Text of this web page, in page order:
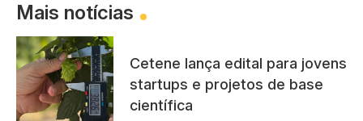
Mais notícias
Cetene lança edital para jovens
startups e projetos de base
científica